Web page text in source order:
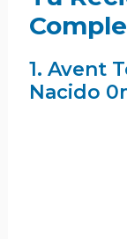
1. Avent
Nacido